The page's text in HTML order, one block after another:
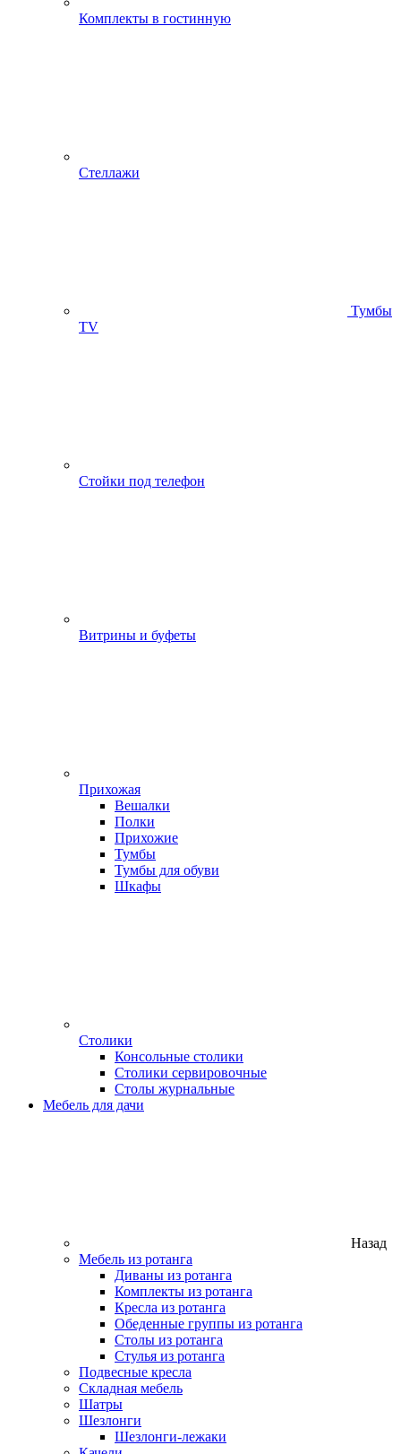
Комплекты в гостинную
Стеллажи
Тумбы
ТV
Стойки под телефон
Витрины и буфеты
Прихожая
Вешалки
Полки
Прихожие
Тумбы
Тумбы для обуви
Шкафы
Столики
Консольные столики
Столики сервировочные
Столы журнальные
Мебель для дачи
Назад
Мебель из ротанга
Диваны из ротанга
Комплекты из ротанга
Кресла из ротанга
Обеденные группы из ротанга
Столы из ротанга
Стулья из ротанга
Подвесные кресла
Складная мебель
Шатры
Шезлонги
Шезлонги-лежаки